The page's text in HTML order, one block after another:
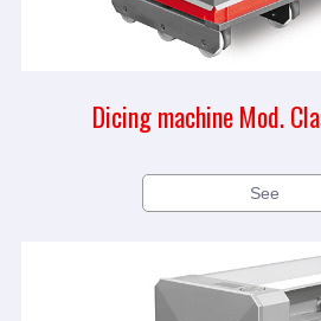
Dicing machine Mod.
See